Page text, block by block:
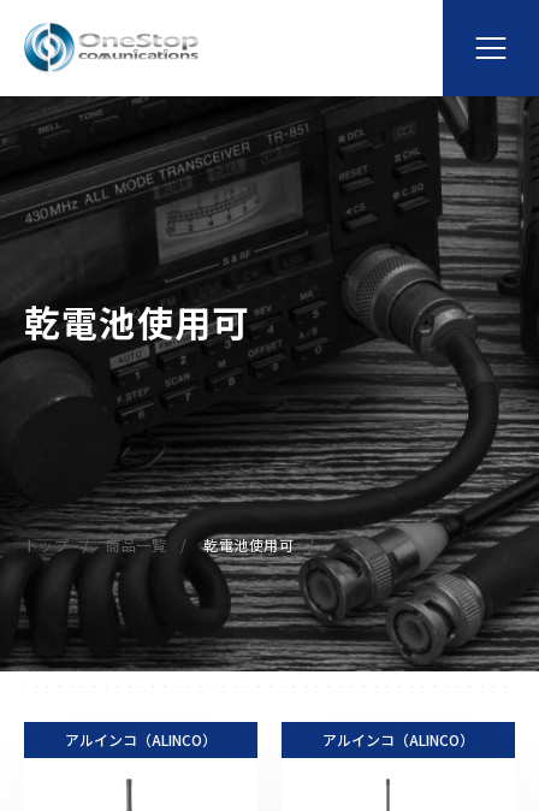
乾電池使用可
トップ 商品一覧 乾電池使用可
アルインコ（ALINCO） アルインコ（ALINCO）